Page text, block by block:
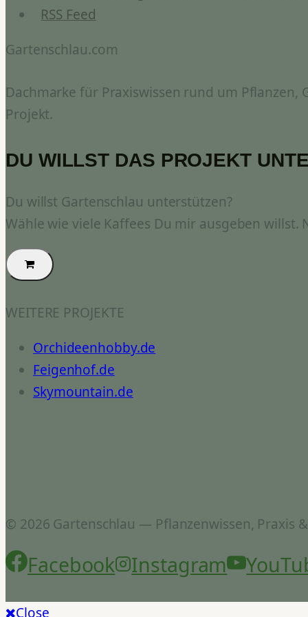
RSS Feed
Gartenschlau.com
Dachmarke für Praxiswissen rund um Pflanzen,
Projekt.
DU WILLST DAS PROJEKT
Du willst Gartenschlau unterstützen?
Wähle wie viele Kaffees Du mir ausgeben
WEITERE PROJEKTE
Orchideenhobby.de
Feigenhof.de
Skymountain.de
© 2026 Gartenschlau — Pflanzenwissen, Praxis
Facebook Instagram
Close